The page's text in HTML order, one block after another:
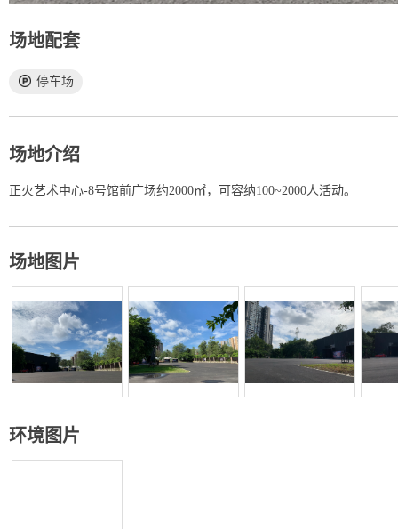
场地配套
停车场
场地介绍
正火艺术中心-8号馆前广场约2000㎡，可容纳100~2000人活动。
场地图片
环境图片